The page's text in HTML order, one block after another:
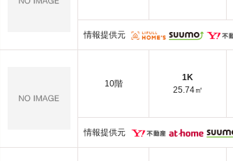
情報提供元
10階
1K
25.74㎡
情報提供元